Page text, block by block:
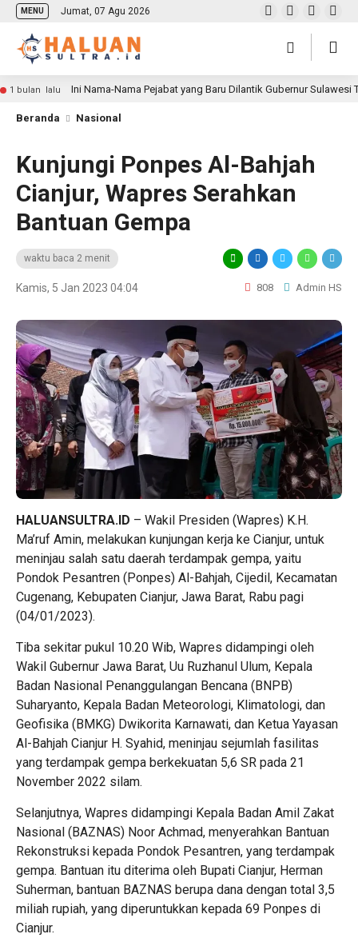
MENU Jumat, 07 Agu 2026
1 bulan lalu Ini Nama-Nama Pejabat yang Baru Dilantik Gubernur Sulawesi
Beranda Nasional
Kunjungi Ponpes Al-Bahjah
Cianjur, Wapres Serahkan
Bantuan Gempa
waktu baca 2 menit
Kamis, 5 Jan 2023 04:04 808 Admin HS
HALUANSULTRA.ID – Wakil Presiden (Wapres) K.H.
Ma’ruf Amin, melakukan kunjungan kerja ke Cianjur, untuk
meninjau salah satu daerah terdampak gempa, yaitu
Pondok Pesantren (Ponpes) Al-Bahjah, Cijedil, Kecamatan
Cugenang, Kebupaten Cianjur, Jawa Barat, Rabu pagi
(04/01/2023).
Tiba sekitar pukul 10.20 Wib, Wapres didampingi oleh
Wakil Gubernur Jawa Barat, Uu Ruzhanul Ulum, Kepala
Badan Nasional Penanggulangan Bencana (BNPB)
Suharyanto, Kepala Badan Meteorologi, Klimatologi, dan
Geofisika (BMKG) Dwikorita Karnawati, dan Ketua Yayasan
Al-Bahjah Cianjur H. Syahid, meninjau sejumlah fasilitas
yang terdampak gempa berkekuatan 5,6 SR pada 21
November 2022 silam.
Selanjutnya, Wapres didampingi Kepala Badan Amil Zakat
Nasional (BAZNAS) Noor Achmad, menyerahkan Bantuan
Rekonstruksi kepada Pondok Pesantren, yang terdampak
gempa. Bantuan itu diterima oleh Bupati Cianjur, Herman
Suherman, bantuan BAZNAS berupa dana dengan total 3,5
miliah rupiah, yang diperuntukkan kepada 69 Ponpes di
Cianjur.